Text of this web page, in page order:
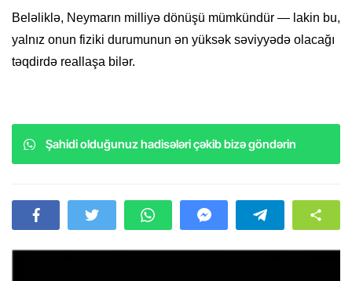
Beləliklə, Neymarın milliyə dönüşü mümkündür — lakin bu,
yalnız onun fiziki durumunun ən yüksək səviyyədə olacağı
təqdirdə reallaşa bilər.
Şahidi olduğunuz hadisələri çəkib bizə göndərin